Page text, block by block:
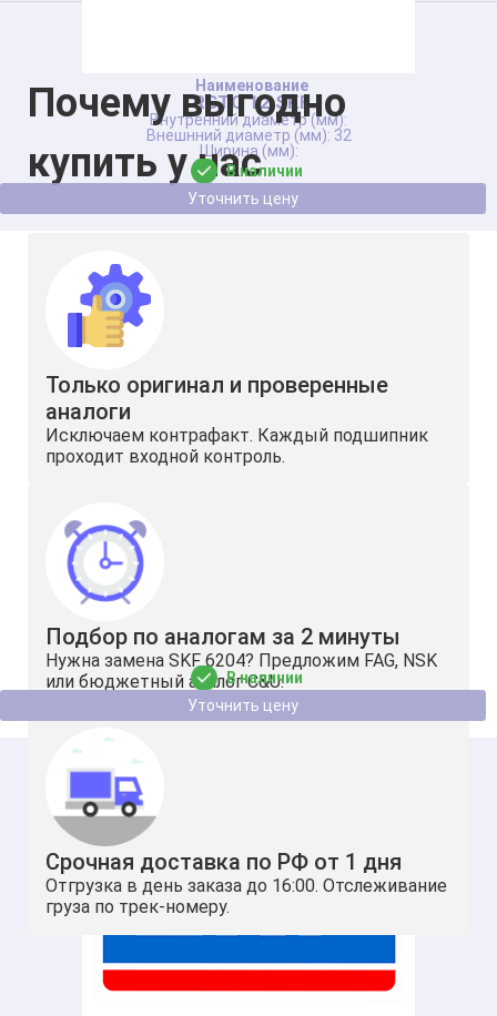
RSTO 12 SKF
32
В наличии
Уточнить цену
32
В наличии
Уточнить цену
Почему выгодно
купить у нас
Только оригинал и проверенные
аналоги
Исключаем контрафакт. Каждый подшипник
проходит входной контроль.
Подбор по аналогам за 2 минуты
Нужна замена SKF 6204? Предложим FAG, NSK
или бюджетный аналог C&U.
Срочная доставка по РФ от 1 дня
Отгрузка в день заказа до 16:00. Отслеживание
груза по трек-номеру.